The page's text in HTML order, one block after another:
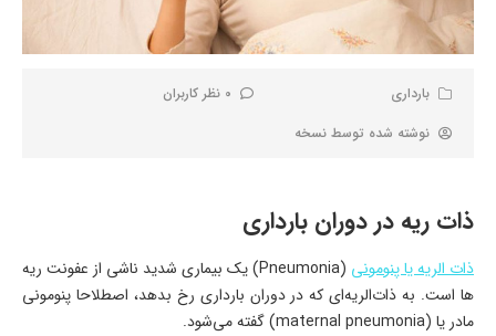
بارداری
0 نظر کاربران
نوشته شده توسط نسخه
ذات ریه در دوران بارداری
ذات الریه یا پنومونی
(Pneumonia) یک بیماری شدید ناشی از عفونت ریه
ها است. به ذات‌ا‌لریه‌ای که در دوران بارداری رخ بدهد، اصطلاحا پنومونی
مادر یا (maternal pneumonia) گفته می‌شود.